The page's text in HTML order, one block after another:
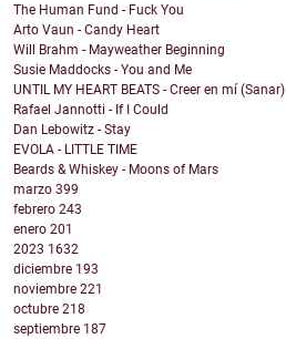
The Human Fund - Fuck You
Arto Vaun - Candy Heart
Will Brahm - Mayweather Beginning
Susie Maddocks - You and Me
UNTIL MY HEART BEATS - Creer en mí (Sanar)
Rafael Jannotti - If I Could
Dan Lebowitz - Stay
EVOLA - LITTLE TIME
Beards & Whiskey - Moons of Mars
marzo 399
febrero 243
enero 201
2023 1632
diciembre 193
noviembre 221
octubre 218
septiembre 187